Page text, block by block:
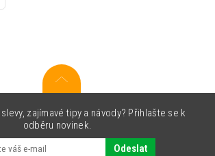
zajímavé tipy a návody? Přihlašte se k
odběru novinek.
Odeslat